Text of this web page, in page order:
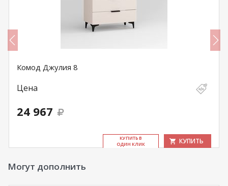
Комод Джулия 8
Цена
24 967
КУ­ПИТЬ В
ОДИН КЛИК
КУПИТЬ
Могут дополнить